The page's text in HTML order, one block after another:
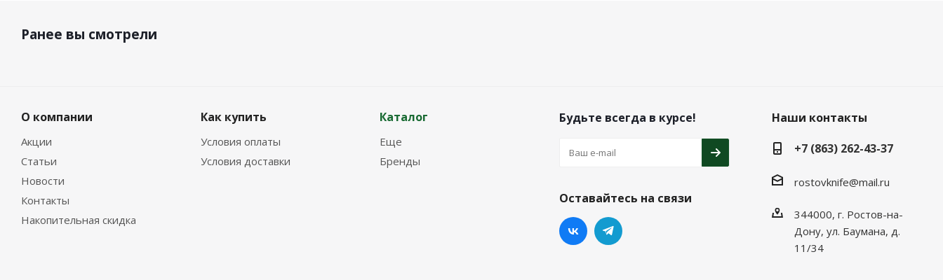
Ранее вы смотрели
О компании
Акции
Статьи
Новости
Контакты
Накопительная скидка
Как купить
Условия оплаты
Условия доставки
Каталог
Еще
Бренды
Будьте всегда в курсе!
Оставайтесь на связи
Наши контакты
+7 (863) 262-43-37
rostovknife@mail.ru
344000, г. Ростов-на-
Дону, ул. Баумана, д.
11/34